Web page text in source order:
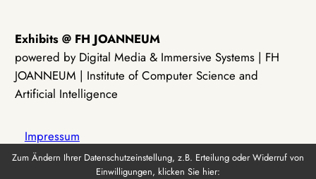
Exhibits @ FH JOANNEUM
powered by Digital Media & Immersive Systems | FH
JOANNEUM | Institute of Computer Science and
Artificial Intelligence
Impressum
Zum Ändern Ihrer Datenschutzeinstellung, z.B. Erteilung oder Widerruf von
Einwilligungen, klicken Sie hier: